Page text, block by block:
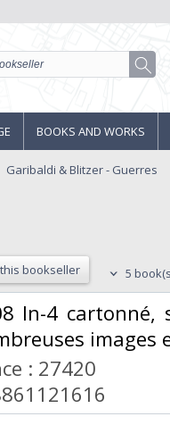
BOOKS AND WORKS
Garibaldi & Blitzer - Guerres
bookseller 5
In-4
images
: 27420